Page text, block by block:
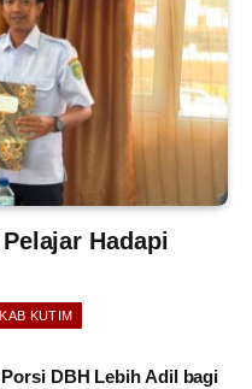
Hadapi
KUTIM
DBH Lebih Adil bagi